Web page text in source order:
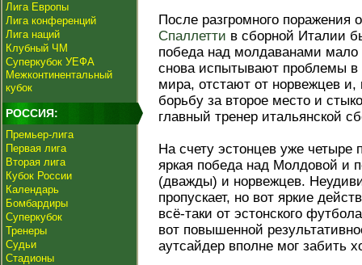
Лига Европы
Лига конференций
Лига наций
Клубный ЧМ
Суперкубок УЕФА
Межконтинентальный
кубок
РОССИЯ:
Премьер-лига
Первая лига
Вторая лига
Кубок России
Календарь
Бомбардиры
Суперкубок
Тренеры
Судьи
Стадионы
После разгромного поражения
Спаллетти в сборной Италии
победа над молдаванами
снова испытывают проблемы в
мира, отстают от норвежцев и,
борьбу за второе место и
главный тренер итальянской
На счету эстонцев уже четыре
яркая победа над Молдовой и
(дважды) и норвежцев.
пропускает, но вот яркие
всё-таки от эстонского
вот повышенной
аутсайдер вполне мог забить